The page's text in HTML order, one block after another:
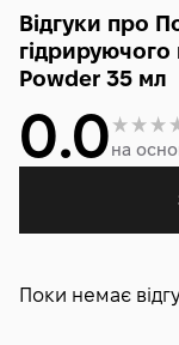
Відгуки про
Powder 35 мл
0.0на
Поки немає